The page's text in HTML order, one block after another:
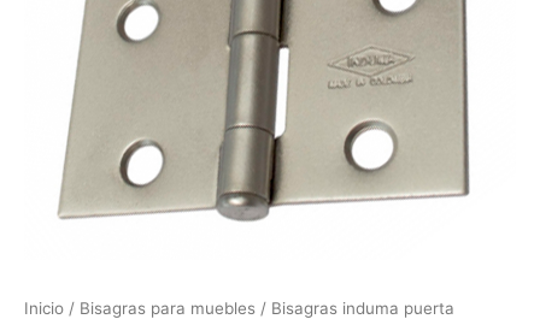
Inicio / Bisagras para muebles / Bisagras induma puerta